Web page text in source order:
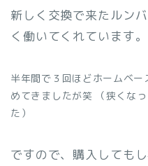
新しく交換で来たルン
く働いてくれています。
半年間で３回ほどホームベ
めてきましたが笑 （狭くな
た）
ですので、購入しても